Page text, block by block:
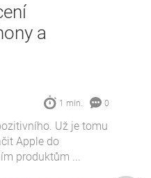
a
1 min. 0
Už je tomu
Apple do
produktům ...